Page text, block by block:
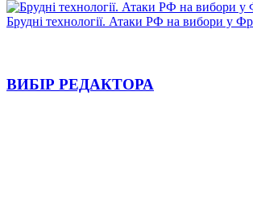
Брудні технології. Атаки РФ на вибори у
ВИБІР РЕДАКТОРА